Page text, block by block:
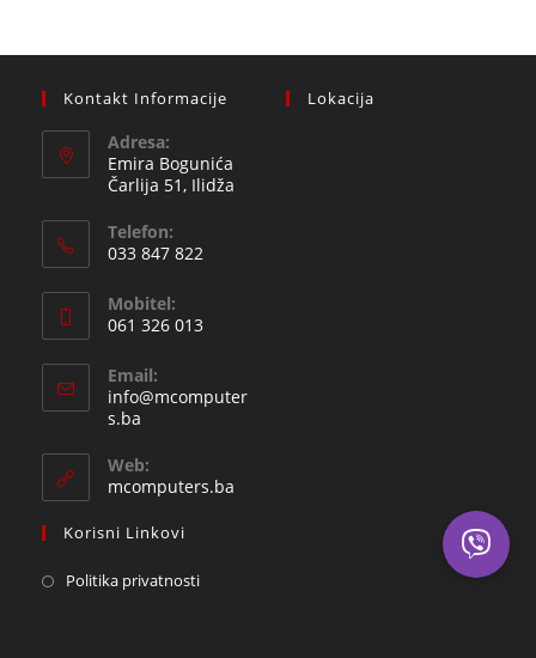
Kontakt Informacije
Adresa:
Emira Bogunića
Čarlija 51, Ilidža
Telefon:
033 847 822
in
your
application
Mobitel:
061 326 013
in
your
Email:
info@mcomputer
s.ba
your
application
Web:
mcomputers.ba
Korisni Linkovi
Politika privatnosti
Lokacija